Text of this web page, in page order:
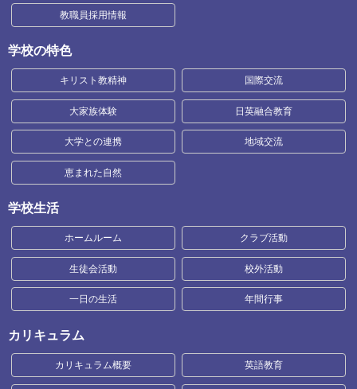
教職員採用情報
学校の特色
キリスト教精神 国際交流
大家族体験 日英融合教育
大学との連携 地域交流
恵まれた自然
学校生活
ホームルーム クラブ活動
生徒会活動 校外活動
一日の生活 年間行事
カリキュラム
カリキュラム概要 英語教育